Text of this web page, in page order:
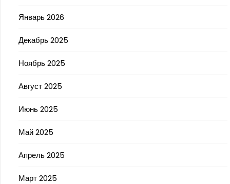
Январь 2026
Декабрь 2025
Ноябрь 2025
Август 2025
Июнь 2025
Май 2025
Апрель 2025
Март 2025